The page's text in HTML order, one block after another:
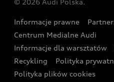
Wyszukaj najbliższego
Oferta dla przedsiębiorców
Oferta dla klientów
Kalkulator rat
Zasięg
Gwarancja
Akcje serwisowe Audi
Katalog online akcesoriów
Audi i Muzeum Sztuki
Audi driving experience
Audi quattro Cup
© 2026 Audi Polska.
Informacje prawne
Centrum Medialne Audi
Informacje dla warsztatów
Recykling
Polityka
Polityka plików cookies